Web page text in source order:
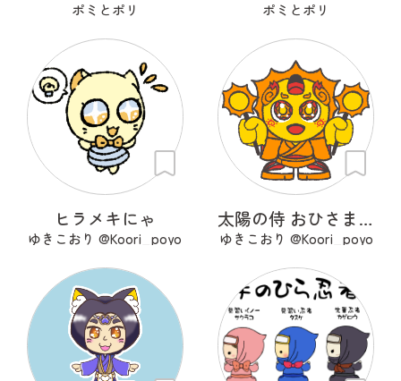
ポミとポリ ポミとポリ
ヒラメキにゃ
ゆきこおり @Koori_poyo
太陽の侍 おひさまくん
ゆきこおり @Koori_poyo